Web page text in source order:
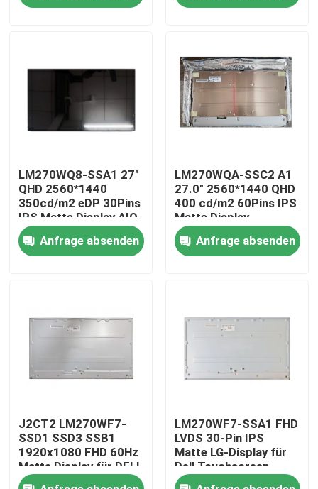
Nach Hause
Über uns
Kontakte
Produkte
Videos
Dell-LCD-Bildschirm-Ersatz
Acer-LCD-Bildschirm-Ersatz
Macbook-LCD-Bildschirm-Ersatz
LM270WQ8-SSA1 27"
QHD 2560*1440
350cd/m2 eDP 30Pins
IPS Matte Display AIO
Anfrage absenden
LM270WQA-SSC2 A1
27.0" 2560*1440 QHD
400 cd/m2 60Pins IPS
Matte Display
Bildschirm
Anfrage absenden
J2CT2 LM270WF7-
SSD1 SSD3 SSB1
1920x1080 FHD 60Hz
Matte Display für DELL
I7700
LM270WF7-SSA1 FHD
LVDS 30-Pin IPS
Matte LG-Display für
Dell Touchscreen